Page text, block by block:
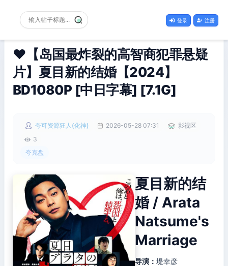
登录 注册
❤️【岛国最炸裂的高智商犯罪悬疑
片】夏目新的结婚【2024】
BD1080P [中日字幕] [7.1G]
夸可资源狂人(化神) 2026-05-28 07:31
影视区
3
夸克盘
夏目新的结
婚 / Arata
Natsume's
Marriage
导演： 堤幸彦